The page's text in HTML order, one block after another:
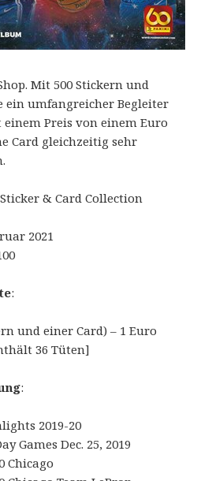
Mit 500 Stickern und
ein umfangreicher Begleiter
einem Preis von einem Euro
Card gleichzeitig sehr
Sticker & Card Collection
2021
:
und einer Card) – 1 Euro
36 Tüten]
:
2019-20
Games Dec. 25, 2019
Chicago